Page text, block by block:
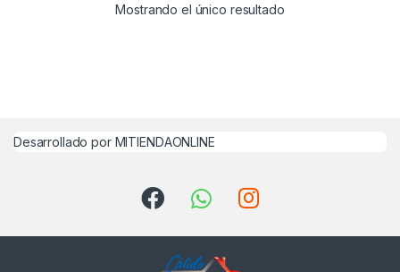
Mostrando el único resultado
Desarrollado por MITIENDAONLINE